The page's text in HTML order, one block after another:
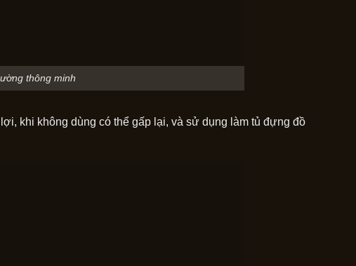
thông minh
khi không dùng có thể gấp lại, và sử dụng làm tủ đựng đồ